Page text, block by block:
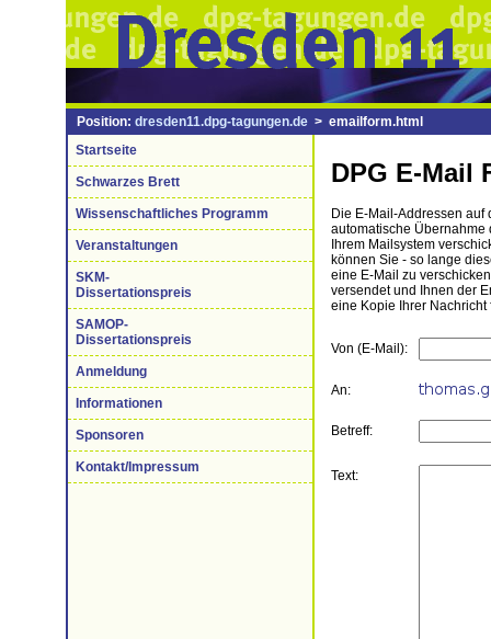
Position: dresden11.dpg-tagungen.de > emailform.html
Startseite
Schwarzes Brett
Wissenschaftliches Programm
Veranstaltungen
SKM-
Dissertationspreis
SAMOP-
Dissertationspreis
Anmeldung
Informationen
Sponsoren
Kontakt/Impressum
DPG E-Mail
Die E-Mail-Addressen
automatische Übernahme
Ihrem Mailsystem
können Sie - so lange
eine E-Mail zu
versendet und Ihnen der
eine Kopie Ihrer
Von (E-Mail):
An:
Betreff:
Text: